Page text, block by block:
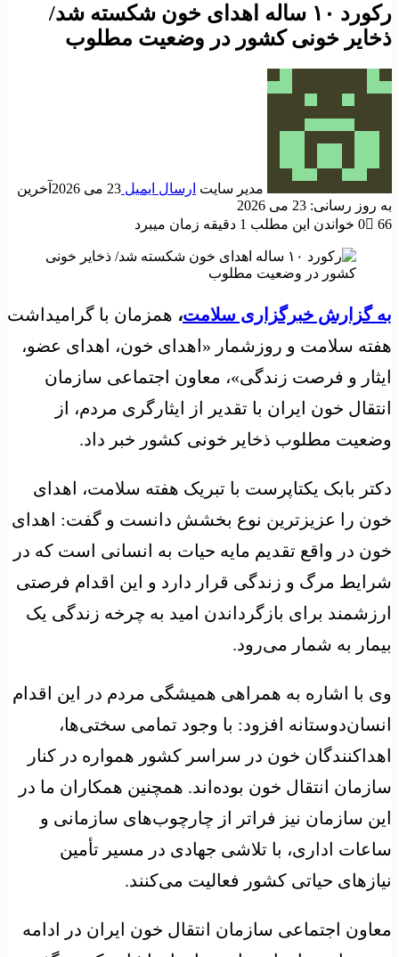
رکورد ۱۰ ساله اهدای خون شکسته شد/
ذخایر خونی کشور در وضعیت مطلوب
مدیر سایت ارسال ایمیل 23 می 2026
آخرین
به روز رسانی: 23 می 2026
0
66 خواندن این مطلب 1 دقیقه زمان میبرد
به گزارش خبرگزاری سلامت، همزمان با گرامیداشت
هفته سلامت و روزشمار «اهدای خون، اهدای عضو،
ایثار و فرصت زندگی»، معاون اجتماعی سازمان
انتقال خون ایران با تقدیر از ایثارگری مردم، از
وضعیت مطلوب ذخایر خونی کشور خبر داد.
دکتر بابک یکتاپرست با تبریک هفته سلامت، اهدای
خون را عزیزترین نوع بخشش دانست و گفت: اهدای
خون در واقع تقدیم مایه حیات به انسانی است که در
شرایط مرگ و زندگی قرار دارد و این اقدام فرصتی
ارزشمند برای بازگرداندن امید به چرخه زندگی یک
بیمار به شمار می‌رود.
وی با اشاره به همراهی همیشگی مردم در این اقدام
انسان‌دوستانه افزود: با وجود تمامی سختی‌ها،
اهداکنندگان خون در سراسر کشور همواره در کنار
سازمان انتقال خون بوده‌اند. همچنین همکاران ما در
این سازمان نیز فراتر از چارچوب‌های سازمانی و
ساعات اداری، با تلاشی جهادی در مسیر تأمین
نیازهای حیاتی کشور فعالیت می‌کنند.
معاون اجتماعی سازمان انتقال خون ایران در ادامه